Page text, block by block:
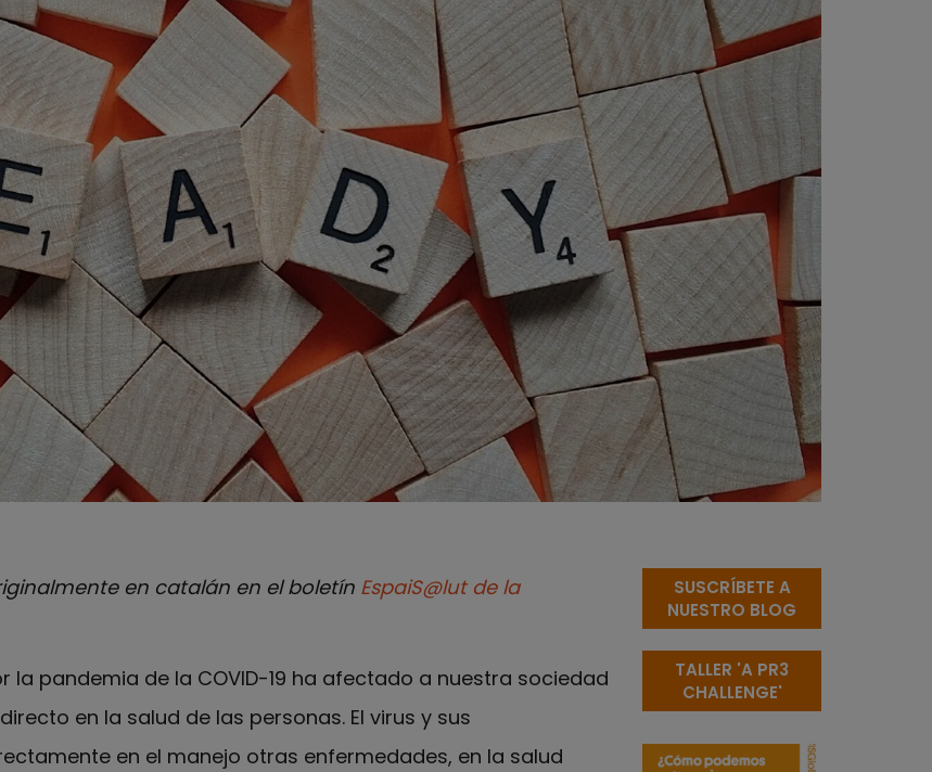
en catalán en el boletín EspaiS@lut de la
la pandemia de la COVID-19 ha afectado a nuestra sociedad
en la salud de las personas. El virus y sus
en el manejo otras enfermedades, en la salud
SUSCRÍBETE A
NUESTRO BLOG
TALLER 'A PR3
CHALLENGE'